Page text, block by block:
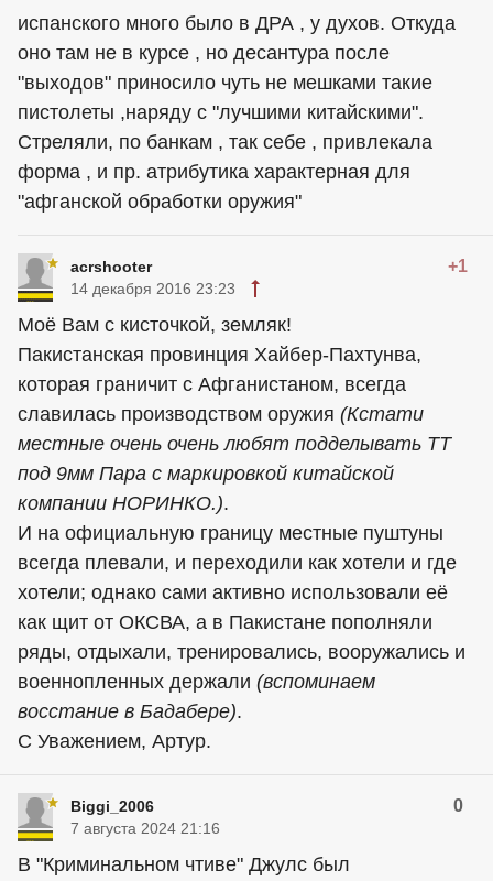
испанского много было в ДРА , у духов. Откуда
оно там не в курсе , но десантура после
"выходов" приносило чуть не мешками такие
пистолеты ,наряду с "лучшими китайскими".
Стреляли, по банкам , так себе , привлекала
форма , и пр. атрибутика характерная для
"афганской обработки оружия"
acrshooter +1
14 декабря 2016 23:23
Моё Вам с кисточкой, земляк!
Пакистанская провинция Хайбер-Пахтунва,
которая граничит с Афганистаном, всегда
славилась производством оружия (Кстати
местные очень очень любят подделывать ТТ
под 9мм Пара с маркировкой китайской
компании НОРИНКО.).
И на официальную границу местные пуштуны
всегда плевали, и переходили как хотели и где
хотели; однако сами активно использовали её
как щит от ОКСВА, а в Пакистане пополняли
ряды, отдыхали, тренировались, вооружались и
военнопленных держали (вспоминаем
восстание в Бадабере).
С Уважением, Артур.
Biggi_2006 0
7 августа 2024 21:16
В "Криминальном чтиве" Джулс был